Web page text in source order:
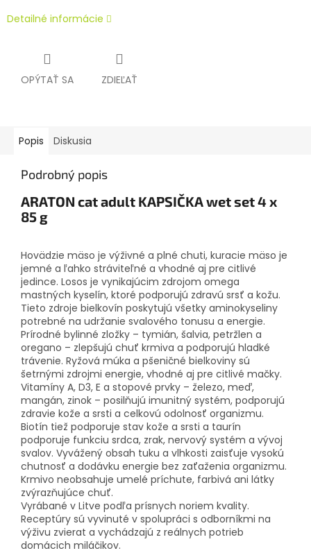
Detailné informácie
OPÝTAŤ SA ZDIEĽAŤ
Popis Diskusia
Podrobný popis
ARATON cat adult KAPSIČKA wet set 4 x
85 g
Hovädzie mäso je výživné a plné chuti, kuracie mäso je
jemné a ľahko stráviteľné a vhodné aj pre citlivé
jedince. Losos je vynikajúcim zdrojom omega
mastných kyselín, ktoré podporujú zdravú srsť a kožu.
Tieto zdroje bielkovín poskytujú všetky aminokyseliny
potrebné na udržanie svalového tonusu a energie.
Prírodné bylinné zložky – tymián, šalvia, petržlen a
oregano – zlepšujú chuť krmiva a podporujú hladké
trávenie. Ryžová múka a pšeničné bielkoviny sú
šetrnými zdrojmi energie, vhodné aj pre citlivé mačky.
Vitamíny A, D3, E a stopové prvky – železo, meď,
mangán, zinok – posilňujú imunitný systém, podporujú
zdravie kože a srsti a celkovú odolnosť organizmu.
Biotín tiež podporuje stav kože a srsti a taurín
podporuje funkciu srdca, zrak, nervový systém a vývoj
svalov. Vyvážený obsah tuku a vlhkosti zaisťuje vysokú
chutnosť a dodávku energie bez zaťaženia organizmu.
Krmivo neobsahuje umelé príchute, farbivá ani látky
zvýrazňujúce chuť.
Vyrábané v Litve podľa prísnych noriem kvality.
Receptúry sú vyvinuté v spolupráci s odborníkmi na
výživu zvierat a vychádzajú z reálnych potrieb
domácich miláčikov.